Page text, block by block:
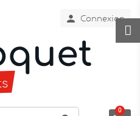
 Connexion
0